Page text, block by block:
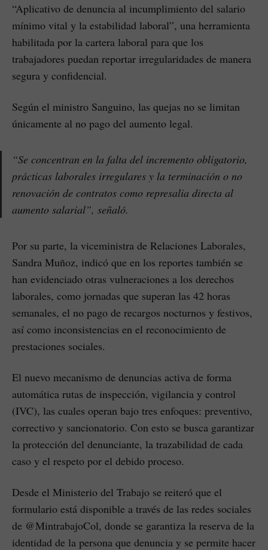
“Aplicativo de denuncia al incumplimiento del salario
mínimo vital y la estabilidad laboral”, una herramienta
habilitada por la cartera laboral para que los
trabajadores puedan reportar irregularidades de manera
segura y confidencial.
Según el ministro Sanguino, las quejas no se limitan
únicamente al no pago del aumento legal.
“Se concentran en la falta del incremento obligatorio,
prácticas laborales irregulares y la terminación o no
renovación de contratos como represalia directa al
aumento salarial”, señaló.
Por su parte, la viceministra de Relaciones Laborales,
Sandra Muñoz, indicó que en los reportes también se
han evidenciado otras vulneraciones a los derechos
laborales, como jornadas que superan las 42 horas
semanales, el no pago de recargos nocturnos y festivos,
así como inconsistencias en el reconocimiento de
prestaciones sociales.
El nuevo mecanismo de denuncias activa de forma
automática rutas de inspección, vigilancia y control
(IVC), las cuales operan bajo tres enfoques: preventivo,
correctivo y sancionatorio. Con esto se busca garantizar
la protección del denunciante, la trazabilidad de cada
caso y el respeto por el debido proceso.
Desde el Ministerio del Trabajo se reiteró que el
formulario está disponible a través de las redes sociales
de @MintrabajoCol, donde se garantiza la reserva de la
identidad de la persona que denuncia y se permite hacer